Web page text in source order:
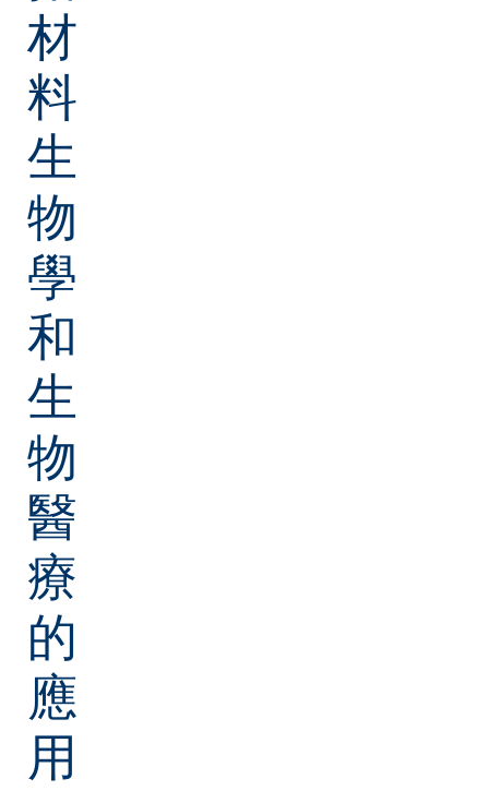
材
料
生
物
學
和
生
物
醫
療
的
應
用